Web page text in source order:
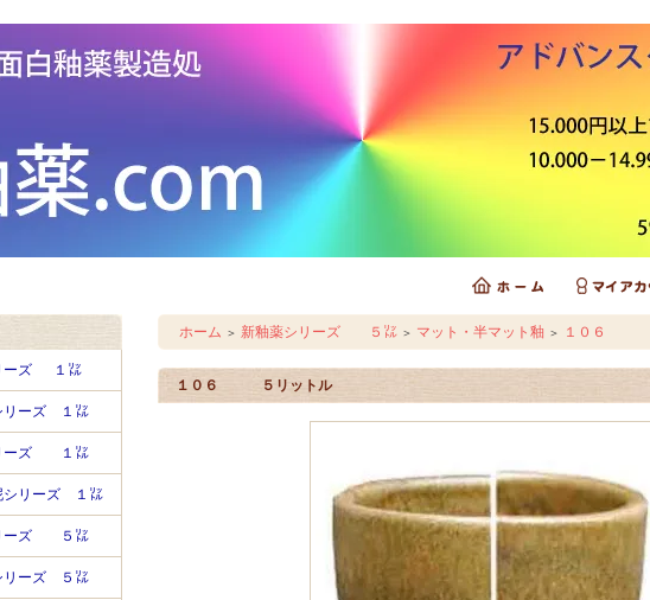
ーズ １㍑
リーズ １㍑
ーズ １㍑
シリーズ １㍑
ーズ ５㍑
リーズ ５㍑
ホーム ＞ 新釉薬シリーズ ５㍑ ＞ マット・半マット釉 ＞ １０６
１０６ ５リットル